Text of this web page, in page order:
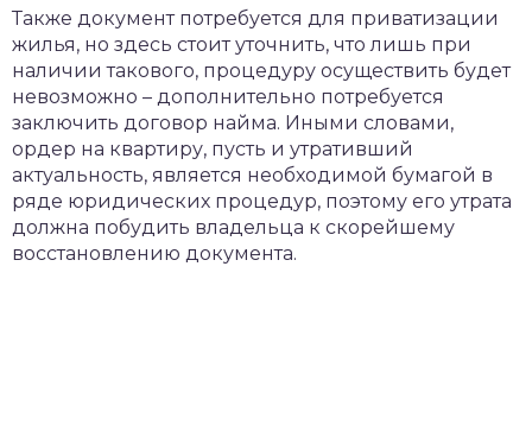
Также документ потребуется для приватизации
жилья, но здесь стоит уточнить, что лишь при
наличии такового, процедуру осуществить будет
невозможно – дополнительно потребуется
заключить договор найма. Иными словами,
ордер на квартиру, пусть и утративший
актуальность, является необходимой бумагой в
ряде юридических процедур, поэтому его утрата
должна побудить владельца к скорейшему
восстановлению документа.